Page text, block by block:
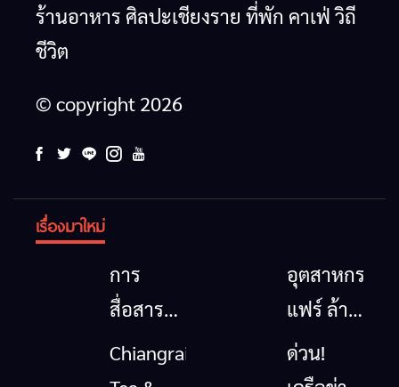
ร้านอาหาร ศิลปะเชียงราย ที่พัก คาเฟ่ วิถี
ชีวิต
© copyright 2026
เรื่องมาใหม่
การ
สื่อสาร
โทรคมนาคม
กรณีภัย
อุตสาหกรรม
แฟร์ ล้าน
นาตะวัน
ออก
Chiangrai
ด่วน!